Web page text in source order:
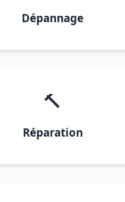
Dépannage
🔨
Réparation